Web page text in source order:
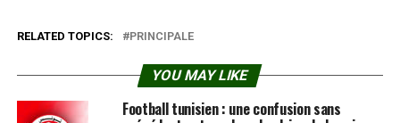
RELATED TOPICS: PRINCIPALE
YOU MAY LIKE
Football tunisien : une confusion sans